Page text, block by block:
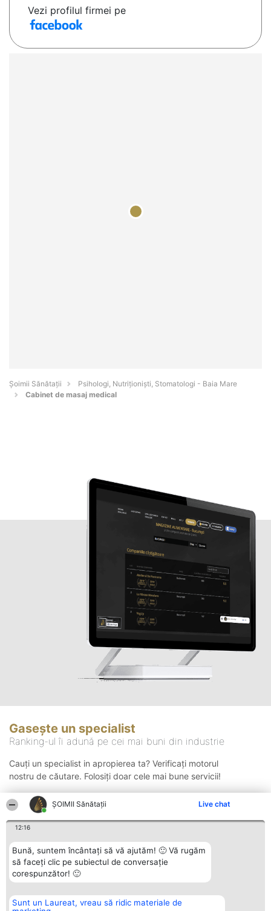
ŞOIMII Sănătații Live chat
12:16
Bună, suntem încântați să vă ajutăm! 🙂 Vă rugăm
să faceți clic pe subiectul de conversație
corespunzător! 🙂
Sunt un Laureat, vreau să ridic materiale de
Vezi profilul firmei pe
Şoimii Sănătații
Psihologi, Nutriționiști, Stomatologi - Baia Mare
Cabinet de masaj medical
Gasește un specialist
Ranking-ul îi adună pe cei mai buni din industrie
Cauți un specialist in apropierea ta? Verificați motorul
nostru de căutare. Folosiți doar cele mai bune servicii!
Organizator Ranking Plebiscyt Contact